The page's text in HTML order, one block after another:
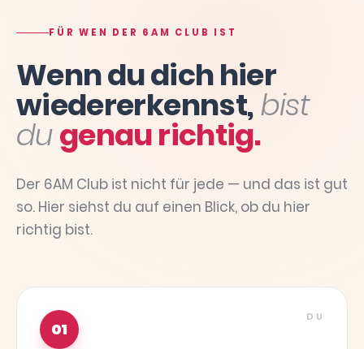
FÜR WEN DER 6AM CLUB IST
Wenn du dich hier
wiedererkennst,bist
dugenau richtig.
Der 6AM Club ist nicht für jede — und das ist gut
so. Hier siehst du auf einen Blick, ob du hier
richtig bist.
01
DU